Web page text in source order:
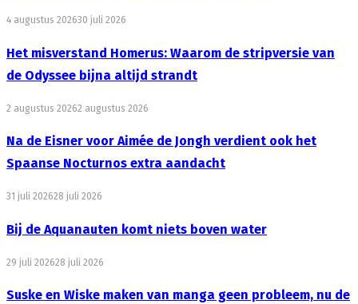
4 augustus 202630 juli 2026
Het misverstand Homerus: Waarom de stripversie van
de Odyssee bijna altijd strandt
2 augustus 20262 augustus 2026
Na de Eisner voor Aimée de Jongh verdient ook het
Spaanse Nocturnos extra aandacht
31 juli 202628 juli 2026
Bij de Aquanauten komt niets boven water
29 juli 202628 juli 2026
Suske en Wiske maken van manga geen probleem, nu de